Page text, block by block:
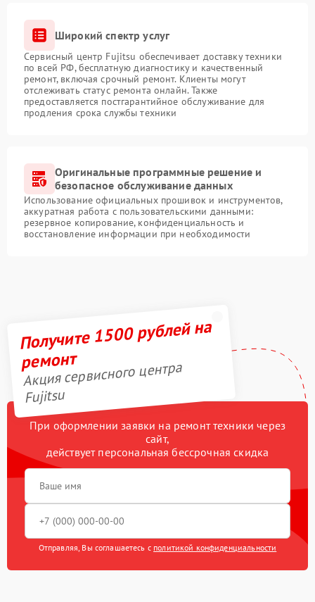
Широкий спектр услуг
Сервисный центр Fujitsu обеспечивает доставку техники
по всей РФ, бесплатную диагностику и качественный
ремонт, включая срочный ремонт. Клиенты могут
отслеживать статус ремонта онлайн. Также
предоставляется постгарантийное обслуживание для
продления срока службы техники
Оригинальные программные решение и
безопасное обслуживание данных
Использование официальных прошивок и инструментов,
аккуратная работа с пользовательскими данными:
резервное копирование, конфиденциальность и
восстановление информации при необходимости
Получите 1500 рублей на
ремонт
Акция сервисного центра
Fujitsu
При оформлении заявки на ремонт техники через
сайт,
действует персональная бессрочная скидка
Отправляя, Вы соглашаетесь с политикой конфиденциальности